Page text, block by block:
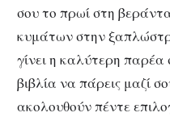
σου το πρωί στη
κυμάτων στην
γίνει η καλύτερη
βιβλία να πάρεις μαζί
ακολουθούν πέντε